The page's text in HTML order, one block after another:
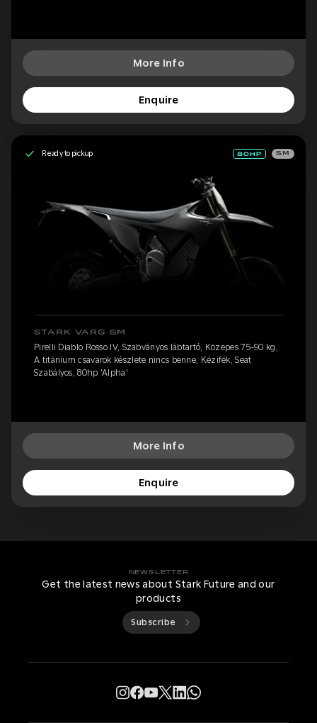
More Info
Enquire
Ready to pickup SM
STARK VARG SM
Pirelli Diablo Rosso IV, Szabványos lábtartó, Közepes 75-90 kg,
A titánium csavarok készlete nincs benne, Kézifék, Seat
Szabályos, 80hp 'Alpha'
More Info
Enquire
NEWSLETTER
Get the latest news about Stark Future and our
products
Subscribe